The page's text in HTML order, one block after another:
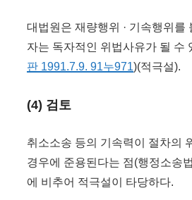
대법원은 재량행위 · 기속행위를
자는 독자적인 위법사유가 될 수
판 1991.7.9. 91누971)(적극설).
(4) 검토
취소소송 등의 기속력이 절차의
경우에 준용된다는 점(행정소송
에 비추어 적극설이 타당하다.